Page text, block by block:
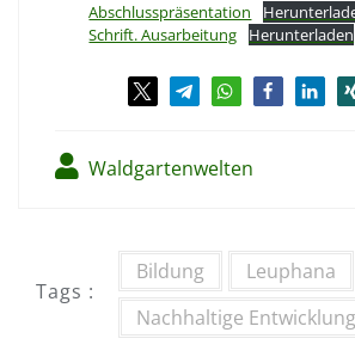
Abschlusspräsentation
Schrift. Ausarbeitung
Herunterladen
Waldgartenwelten
Tags :
Bildung Leuphana
Nachhaltige Entwicklung